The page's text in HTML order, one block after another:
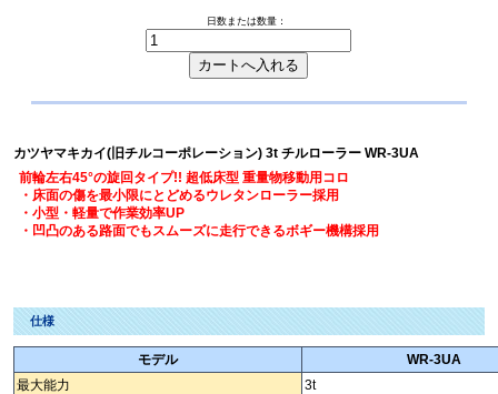
日数または数量：
カツヤマキカイ(旧チルコーポレーション) 3t チルローラー WR-3UA
前輪左右45°の旋回タイプ!! 超低床型 重量物移動用コロ
・床面の傷を最小限にとどめるウレタンローラー採用
・小型・軽量で作業効率UP
・凹凸のある路面でもスムーズに走行できるボギー機構採用
仕様
モデル
WR-3UA
最大能力
3t